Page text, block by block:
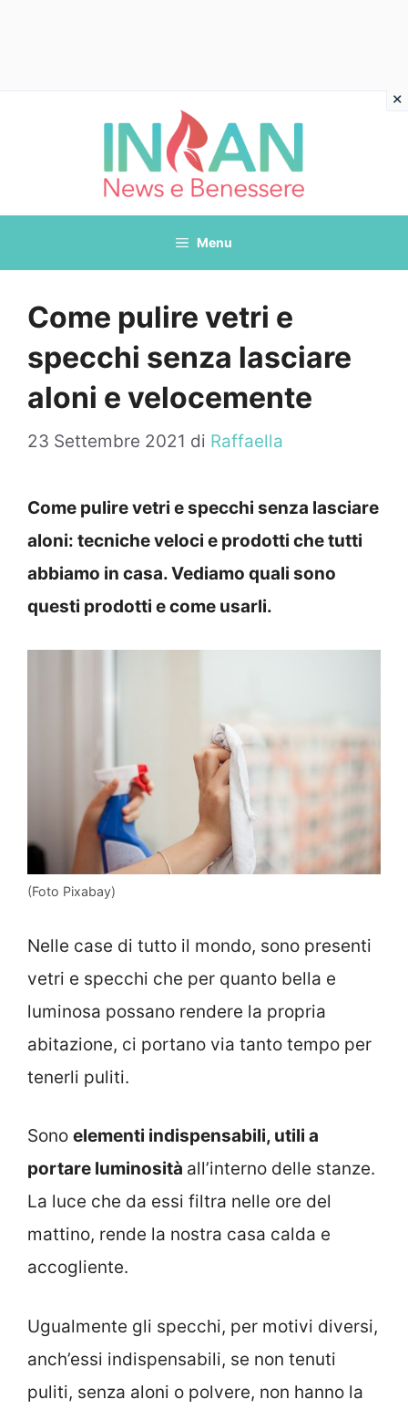
Menu
Come pulire vetri e
specchi senza lasciare
aloni e velocemente
23 Settembre 2021 di Raffaella
Come pulire vetri e specchi senza lasciare
aloni: tecniche veloci e prodotti che tutti
abbiamo in casa. Vediamo quali sono
questi prodotti e come usarli.
(Foto Pixabay)
Nelle case di tutto il mondo, sono presenti
vetri e specchi che per quanto bella e
luminosa possano rendere la propria
abitazione, ci portano via tanto tempo per
tenerli puliti.
Sono elementi indispensabili, utili a
portare luminosità all’interno delle stanze.
La luce che da essi filtra nelle ore del
mattino, rende la nostra casa calda e
accogliente.
Ugualmente gli specchi, per motivi diversi,
anch’essi indispensabili, se non tenuti
puliti, senza aloni o polvere, non hanno la